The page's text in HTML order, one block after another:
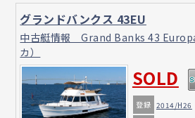
グランドバンクス 43EU
中古艇情報 Grand Banks 43
カ）
SOLD
登録 2014/H26